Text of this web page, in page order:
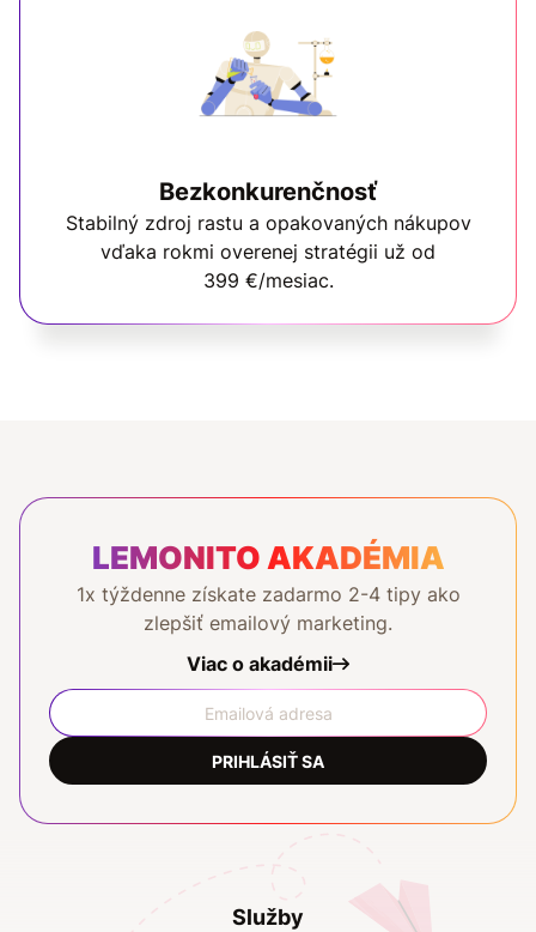
Bezkonkurenčnosť
Stabilný zdroj rastu a opakovaných nákupov
vďaka rokmi overenej stratégii už od
399 €/mesiac.
LEMONITO AKADÉMIA
1x týždenne získate zadarmo 2-4 tipy ako
zlepšiť emailový marketing.
Viac o akadémii
PRIHLÁSIŤ SA
Služby